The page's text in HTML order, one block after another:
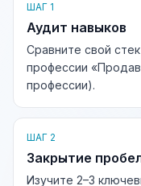
ШАГ 1
Аудит навыков
Сравните свой
профессии
профессии).
ШАГ 2
Закрытие
Изучите 2–3